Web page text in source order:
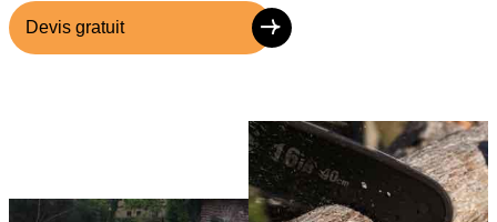
Devis gratuit